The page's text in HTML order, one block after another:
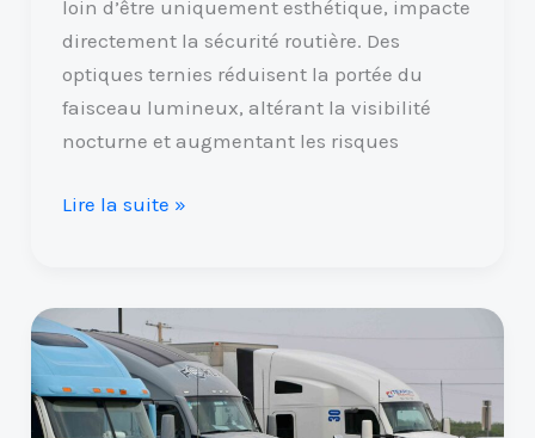
loin d’être uniquement esthétique, impacte
directement la sécurité routière. Des
optiques ternies réduisent la portée du
faisceau lumineux, altérant la visibilité
nocturne et augmentant les risques
Lire la suite »
Où
acheter
en
ligne